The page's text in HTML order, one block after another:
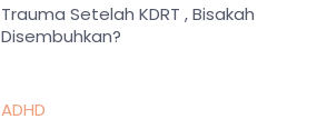
Trauma Setelah KDRT , Bisakah
Disembuhkan?
ADHD